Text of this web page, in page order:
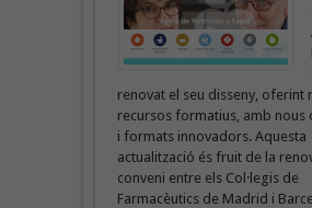
renovat el seu disseny, oferint
recursos formatius, amb nous
i formats innovadors. Aquesta
actualització és fruit de la
conveni entre els Col·legis de
Farmacèutics de Madrid i